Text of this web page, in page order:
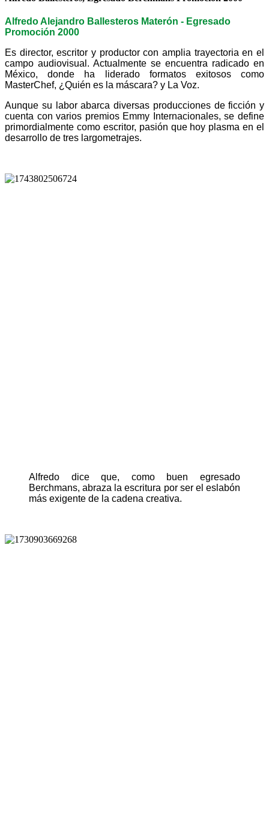
Alfredo Alejandro Ballesteros Materón - Egresado
Promoción 2000
Es director, escritor y productor con amplia trayectoria en el
campo audiovisual. Actualmente se encuentra radicado en
México, donde ha liderado formatos exitosos como
MasterChef, ¿Quién es la máscara? y La Voz.
Aunque su labor abarca diversas producciones de ficción y
cuenta con varios premios Emmy Internacionales, se define
primordialmente como escritor, pasión que hoy plasma en el
desarrollo de tres largometrajes.
Alfredo dice que, como buen egresado
Berchmans, abraza la escritura por ser el eslabón
más exigente de la cadena creativa.